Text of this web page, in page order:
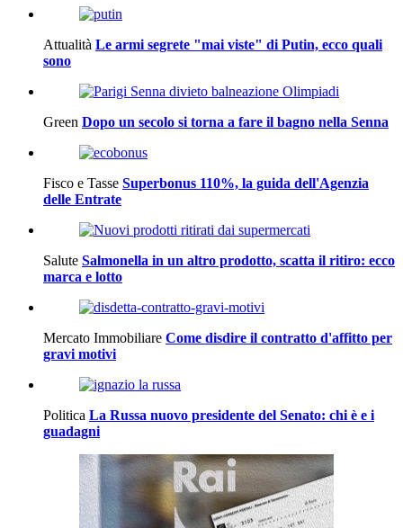
Attualità Le armi segrete "mai viste" di Putin, ecco quali
sono
Green Dopo un secolo si torna a fare il bagno nella Senna
Fisco e Tasse Superbonus 110%, la guida dell'Agenzia
delle Entrate
Salute Salmonella in un altro prodotto, scatta il ritiro: ecco
marca e lotto
Mercato Immobiliare Come disdire il contratto d'affitto per
gravi motivi
Politica La Russa nuovo presidente del Senato: chi è e i
guadagni